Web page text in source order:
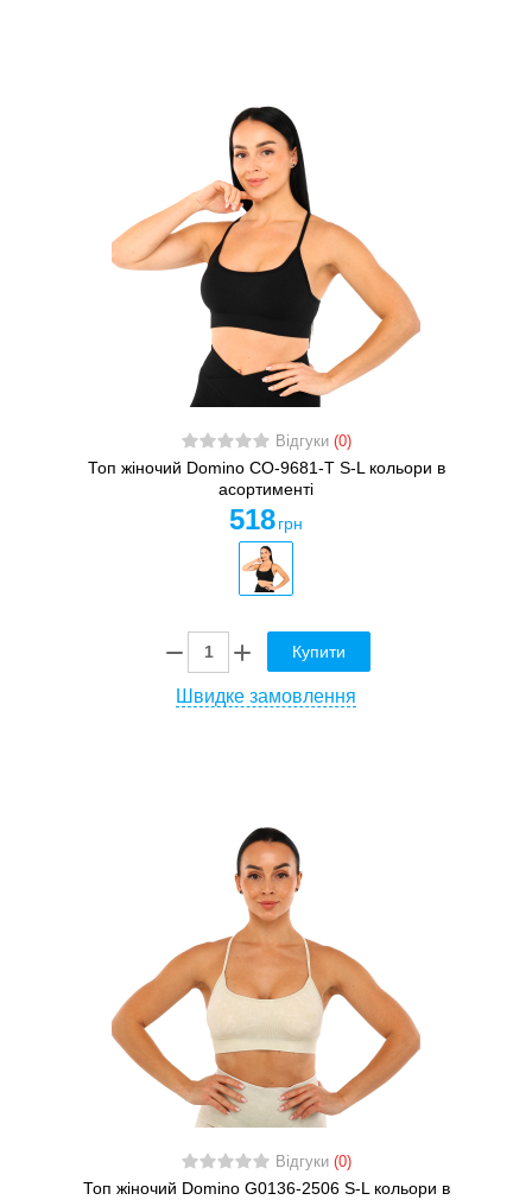
Відгуки (0)
Топ жіночий Domino CO-9681-T S-L кольори в
асортименті
518 грн
Купити
Швидке замовлення
Відгуки (0)
Топ жіночий Domino G0136-2506 S-L кольори в